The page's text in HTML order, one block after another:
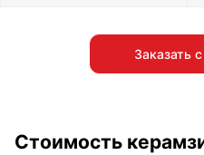
Заказать
Стоимость